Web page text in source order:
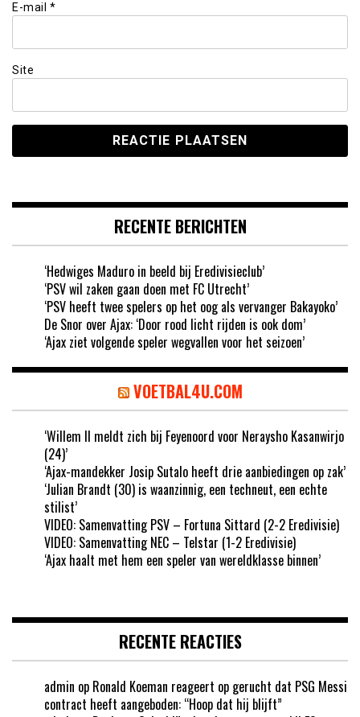
E-mail *
Site
RECENTE BERICHTEN
‘Hedwiges Maduro in beeld bij Eredivisieclub’
‘PSV wil zaken gaan doen met FC Utrecht’
‘PSV heeft twee spelers op het oog als vervanger Bakayoko’
De Snor over Ajax: ‘Door rood licht rijden is ook dom’
‘Ajax ziet volgende speler wegvallen voor het seizoen’
VOETBAL4U.COM
‘Willem II meldt zich bij Feyenoord voor Neraysho Kasanwirjo
(24)’
‘Ajax-mandekker Josip Sutalo heeft drie aanbiedingen op zak’
‘Julian Brandt (30) is waanzinnig, een techneut, een echte
stilist’
VIDEO: Samenvatting PSV – Fortuna Sittard (2-2 Eredivisie)
VIDEO: Samenvatting NEC – Telstar (1-2 Eredivisie)
‘Ajax haalt met hem een speler van wereldklasse binnen’
RECENTE REACTIES
admin op Ronald Koeman reageert op gerucht dat PSG Messi
contract heeft aangeboden: “Hoop dat hij blijft”